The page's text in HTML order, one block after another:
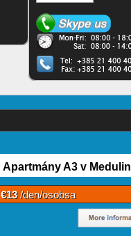
Apartmány A3 v Medulin
€13/den/osobsa